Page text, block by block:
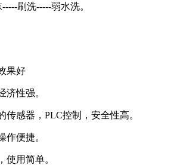
刷洗-----弱水洗。
果好
济性强。
传感器，PLC控制，安全性高。
作便捷。
使用简单。